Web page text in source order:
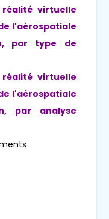
virtuelle
l'aérospatiale
par type de
virtuelle
l'aérospatiale
par analyse